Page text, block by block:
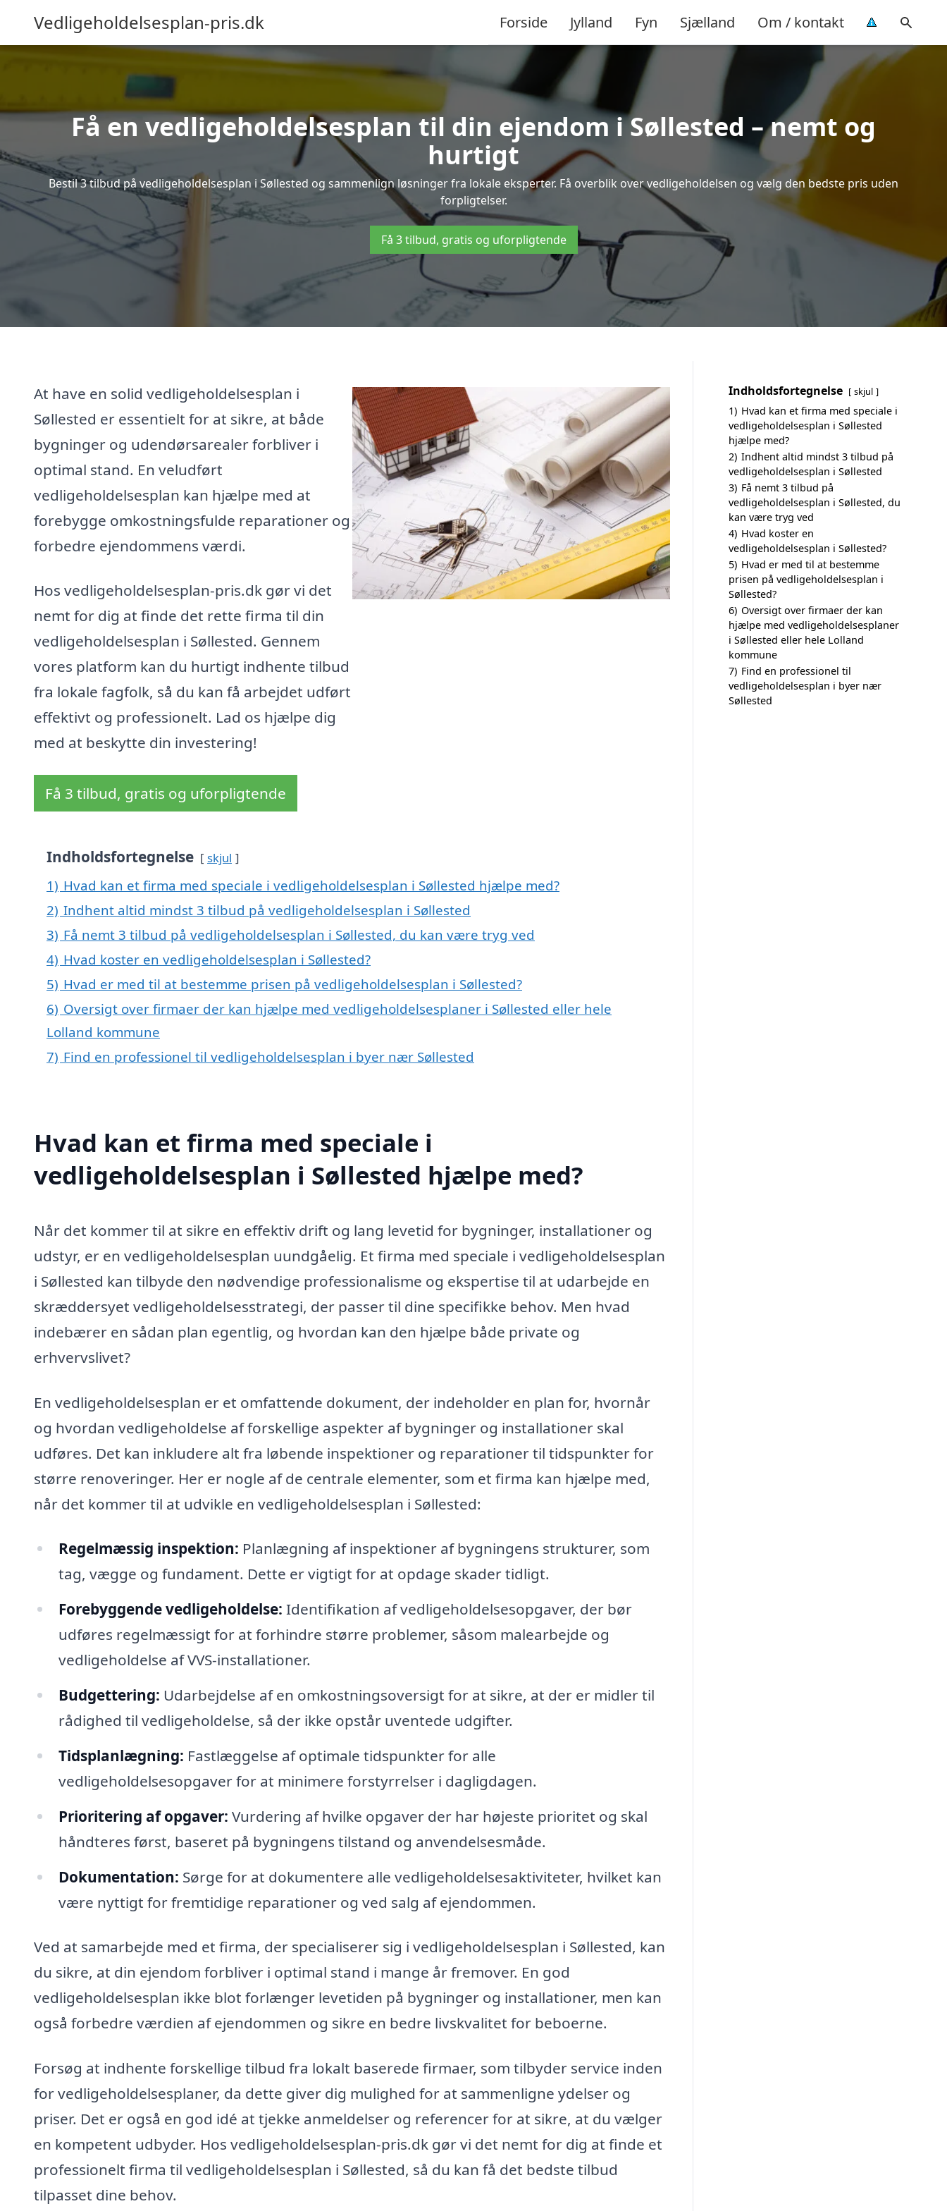
Vedligeholdelsesplan-pris.dk Forside Jylland Fyn Sjælland Om / kontakt
Få en vedligeholdelsesplan til din ejendom i Søllested – nemt og
hurtigt
Bestil 3 tilbud på vedligeholdelsesplan i Søllested og sammenlign løsninger fra lokale eksperter. Få overblik over vedligeholdelsen og vælg den bedste pris uden
forpligtelser.
Få 3 tilbud, gratis og uforpligtende
At have en solid vedligeholdelsesplan i
Søllested er essentielt for at sikre, at både
bygninger og udendørsarealer forbliver i
optimal stand. En veludført
vedligeholdelsesplan kan hjælpe med at
forebygge omkostningsfulde reparationer og
forbedre ejendommens værdi.
Hos vedligeholdelsesplan-pris.dk gør vi det
nemt for dig at finde det rette firma til din
vedligeholdelsesplan i Søllested. Gennem
vores platform kan du hurtigt indhente tilbud
fra lokale fagfolk, så du kan få arbejdet udført
effektivt og professionelt. Lad os hjælpe dig
med at beskytte din investering!
Få 3 tilbud, gratis og uforpligtende
Indholdsfortegnelse skjul
1) Hvad kan et firma med speciale i vedligeholdelsesplan i Søllested hjælpe med?
2) Indhent altid mindst 3 tilbud på vedligeholdelsesplan i Søllested
3) Få nemt 3 tilbud på vedligeholdelsesplan i Søllested, du kan være tryg ved
4) Hvad koster en vedligeholdelsesplan i Søllested?
5) Hvad er med til at bestemme prisen på vedligeholdelsesplan i Søllested?
6) Oversigt over firmaer der kan hjælpe med vedligeholdelsesplaner i Søllested eller hele
Lolland kommune
7) Find en professionel til vedligeholdelsesplan i byer nær Søllested
Hvad kan et firma med speciale i
vedligeholdelsesplan i Søllested hjælpe med?
Når det kommer til at sikre en effektiv drift og lang levetid for bygninger, installationer og
udstyr, er en vedligeholdelsesplan uundgåelig. Et firma med speciale i vedligeholdelsesplan
i Søllested kan tilbyde den nødvendige professionalisme og ekspertise til at udarbejde en
skræddersyet vedligeholdelsesstrategi, der passer til dine specifikke behov. Men hvad
indebærer en sådan plan egentlig, og hvordan kan den hjælpe både private og
erhvervslivet?
En vedligeholdelsesplan er et omfattende dokument, der indeholder en plan for, hvornår
og hvordan vedligeholdelse af forskellige aspekter af bygninger og installationer skal
udføres. Det kan inkludere alt fra løbende inspektioner og reparationer til tidspunkter for
større renoveringer. Her er nogle af de centrale elementer, som et firma kan hjælpe med,
når det kommer til at udvikle en vedligeholdelsesplan i Søllested:
Regelmæssig inspektion: Planlægning af inspektioner af bygningens strukturer, som
tag, vægge og fundament. Dette er vigtigt for at opdage skader tidligt.
Forebyggende vedligeholdelse: Identifikation af vedligeholdelsesopgaver, der bør
udføres regelmæssigt for at forhindre større problemer, såsom malearbejde og
vedligeholdelse af VVS-installationer.
Budgettering: Udarbejdelse af en omkostningsoversigt for at sikre, at der er midler til
rådighed til vedligeholdelse, så der ikke opstår uventede udgifter.
Tidsplanlægning: Fastlæggelse af optimale tidspunkter for alle
vedligeholdelsesopgaver for at minimere forstyrrelser i dagligdagen.
Prioritering af opgaver: Vurdering af hvilke opgaver der har højeste prioritet og skal
håndteres først, baseret på bygningens tilstand og anvendelsesmåde.
Dokumentation: Sørge for at dokumentere alle vedligeholdelsesaktiviteter, hvilket kan
være nyttigt for fremtidige reparationer og ved salg af ejendommen.
Ved at samarbejde med et firma, der specialiserer sig i vedligeholdelsesplan i Søllested, kan
du sikre, at din ejendom forbliver i optimal stand i mange år fremover. En god
vedligeholdelsesplan ikke blot forlænger levetiden på bygninger og installationer, men kan
også forbedre værdien af ejendommen og sikre en bedre livskvalitet for beboerne.
Forsøg at indhente forskellige tilbud fra lokalt baserede firmaer, som tilbyder service inden
for vedligeholdelsesplaner, da dette giver dig mulighed for at sammenligne ydelser og
priser. Det er også en god idé at tjekke anmeldelser og referencer for at sikre, at du vælger
en kompetent udbyder. Hos vedligeholdelsesplan-pris.dk gør vi det nemt for dig at finde et
professionelt firma til vedligeholdelsesplan i Søllested, så du kan få det bedste tilbud
tilpasset dine behov.
Indholdsfortegnelse skjul
1) Hvad kan et firma med speciale i
vedligeholdelsesplan i Søllested
hjælpe med?
2) Indhent altid mindst 3 tilbud på
vedligeholdelsesplan i Søllested
3) Få nemt 3 tilbud på
vedligeholdelsesplan i Søllested, du
kan være tryg ved
4) Hvad koster en
vedligeholdelsesplan i Søllested?
5) Hvad er med til at bestemme
prisen på vedligeholdelsesplan i
Søllested?
6) Oversigt over firmaer der kan
hjælpe med vedligeholdelsesplaner
i Søllested eller hele Lolland
kommune
7) Find en professionel til
vedligeholdelsesplan i byer nær
Søllested